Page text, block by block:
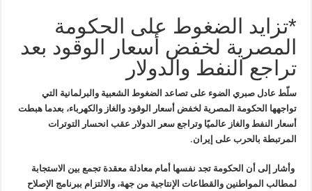
*تزايد الضغوط على الحكومة
المصرية لخفض أسعار الوقود بعد
تراجع النفط والدولار
سلّط عادل صبري الضوء على تصاعد الضغوط الشعبية والبرلمانية التي
تواجهها الحكومة المصرية لخفض أسعار الوقود والغاز والكهرباء، بعدما هبطت
أسعار النفط والغاز عالميًا وتراجع سعر
الدولار عقب انحسار التوترات
المرتبطة بالحرب على إيران.
وأشار إلى أن الحكومة تجد نفسها أمام معادلة معقدة تجمع بين الاستجابة
لمطالب المواطنين والقطاعات الإنتاجية من جهة، والالتزام ببرنامج الإصلاح